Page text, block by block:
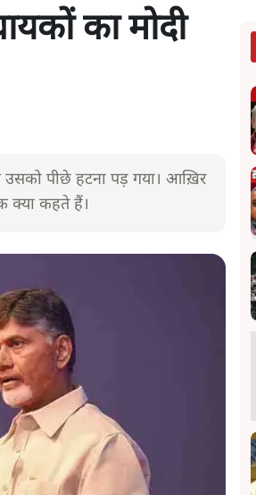
का मोदी
पीछे हटना पड़ गया। आख़िर
क्या कहते हैं।